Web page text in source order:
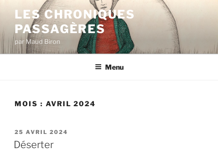
contenu
principal
LES CHRONIQUES
PASSAGÈRES
par Maud Biron
Menu
MOIS : AVRIL 2024
PUBLIÉ
LE
25 AVRIL 2024
Déserter